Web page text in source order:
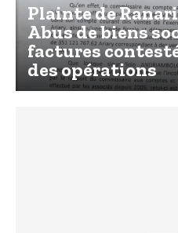
Plainte de
Abus de biens
factures
des opérations